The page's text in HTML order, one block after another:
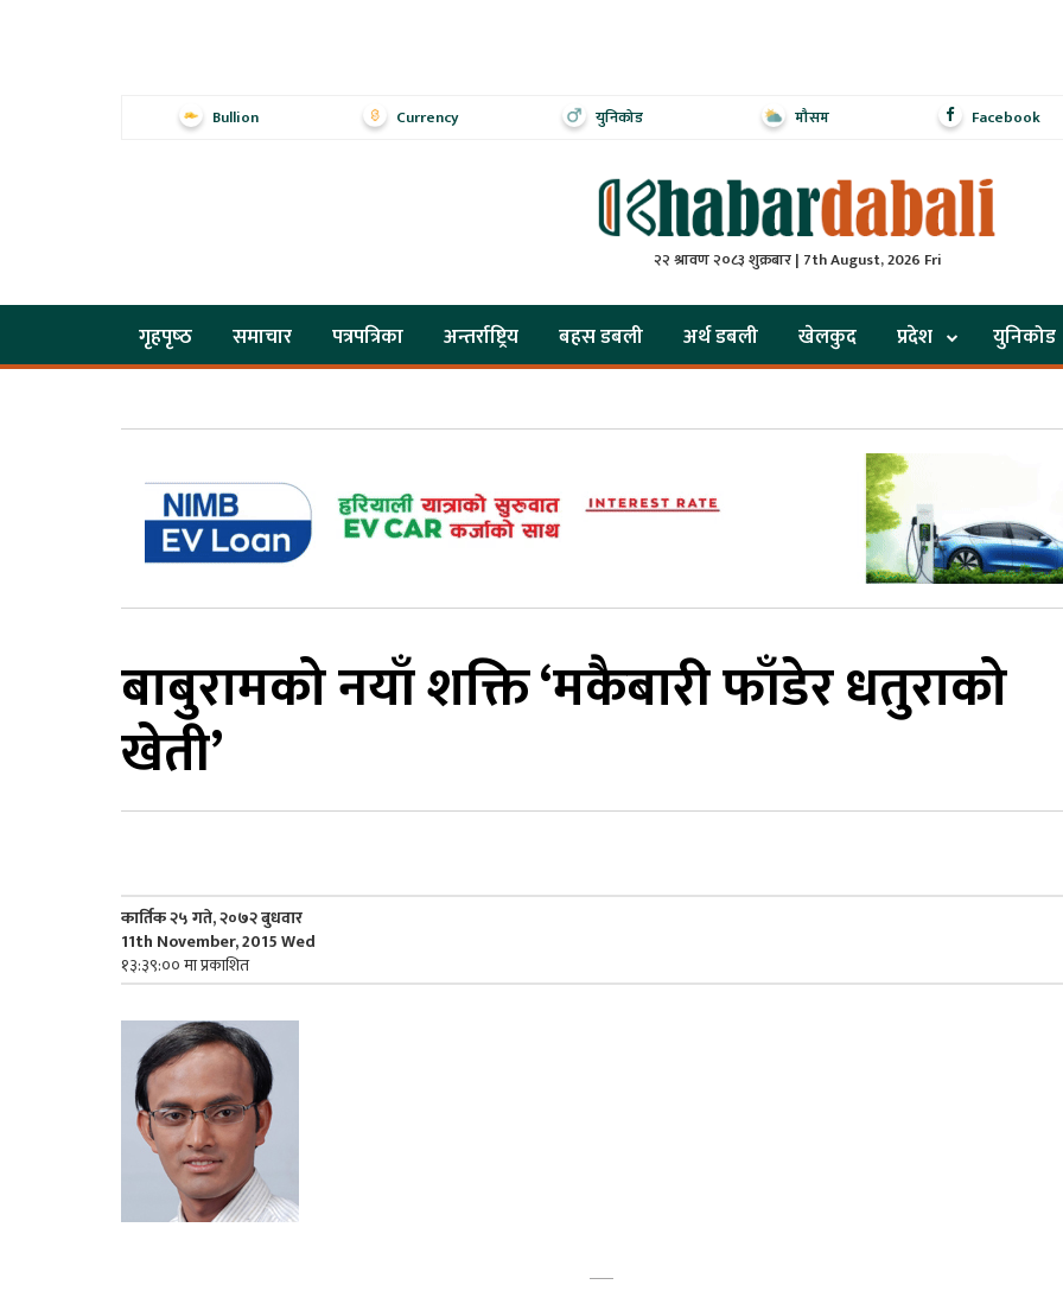
Bullion Currency युनिकोड मौसम Facebook
२२ श्रावण २०८३ शुक्रबार | 7th August, 2026 Fri
गृहपृष्‍ठ समाचार पत्रपत्रिका अन्तर्राष्ट्रिय बहस डबली अर्थ डबली खेलकुद प्रदेश युनिकोड
बाबुरामको नयाँ शक्ति ‘मकैबारी फाँडेर धतुराको
खेती’
कार्तिक २५ गते, २०७२ बुधवार
11th November, 2015 Wed
१३:३९:०० मा प्रकाशित